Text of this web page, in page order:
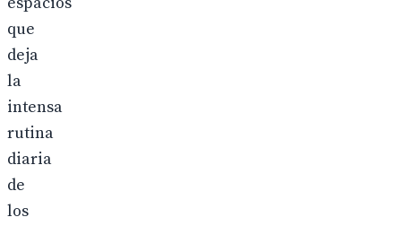
que
deja
la
intensa
rutina
diaria
de
los